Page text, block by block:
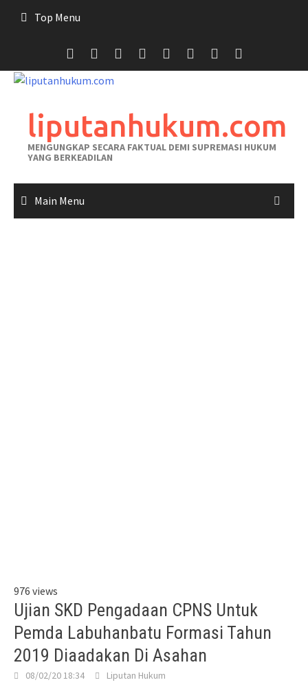
Top Menu
liputanhukum.com
MENGUNGKAP SECARA FAKTUAL DEMI SUPREMASI HUKUM
YANG BERKEADILAN
Main Menu
976 views
Ujian SKD Pengadaan CPNS Untuk
Pemda Labuhanbatu Formasi Tahun
2019 Diaadakan Di Asahan
08/02/20 18:34 Liputan Hukum